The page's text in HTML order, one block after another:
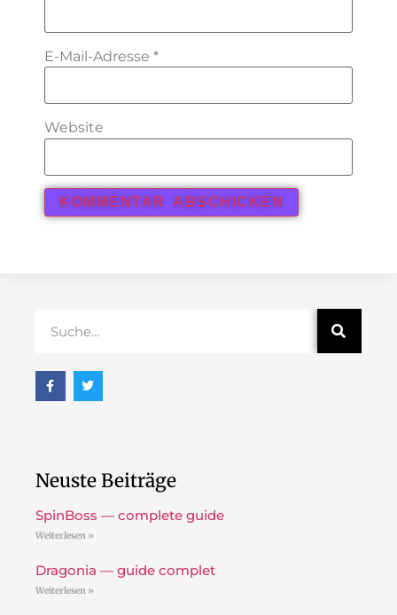
E-Mail-Adresse *
Website
Neuste Beiträge
SpinBoss — complete guide
Weiterlesen »
Dragonia — guide complet
Weiterlesen »